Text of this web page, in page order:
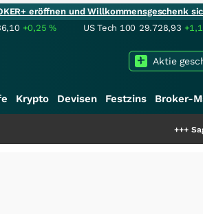
eröffnen und Willkommensgeschenk
+0,25% US Tech 100 29.728,93
Aktie
Krypto Devisen Festzins Broker-
Saga bei